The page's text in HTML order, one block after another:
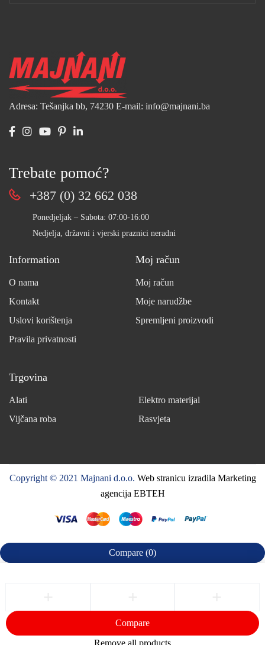
Adresa: Tešanjka bb, 74230 E-mail: info@majnani.ba
Trebate pomoć?
+387 (0) 32 662 038
Ponedjeljak – Subota: 07:00-16:00
Nedjelja, državni i vjerski praznici neradni
Information
O nama
Kontakt
Uslovi korištenja
Pravila privatnosti
Moj račun
Moj račun
Moje narudžbe
Spremljeni proizvodi
Trgovina
Alati
Elektro materijal
Vijčana roba
Rasvjeta
Copyright © 2021 Majnani d.o.o. Web stranicu izradila Marketing
agencija EBTEH
Compare (0)
Compare